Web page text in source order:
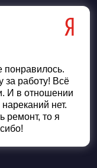
понравилось.
работу! Всё
И в отношении
нет.
ремонт, то я